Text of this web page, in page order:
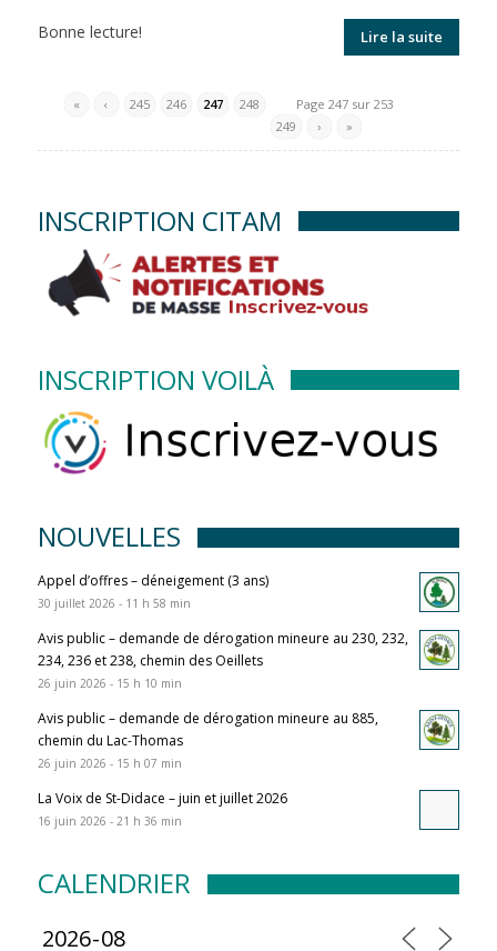
Bonne lecture!
Lire la suite
Page 247 sur 253
« ‹ 245 246 247
248
249
› »
INSCRIPTION CITAM
INSCRIPTION VOILÀ
NOUVELLES
Appel d’offres – déneigement (3 ans)
30 juillet 2026 - 11 h 58 min
Avis public – demande de dérogation mineure au 230, 232,
234, 236 et 238, chemin des Oeillets
26 juin 2026 - 15 h 10 min
Avis public – demande de dérogation mineure au 885,
chemin du Lac-Thomas
26 juin 2026 - 15 h 07 min
La Voix de St-Didace – juin et juillet 2026
16 juin 2026 - 21 h 36 min
CALENDRIER